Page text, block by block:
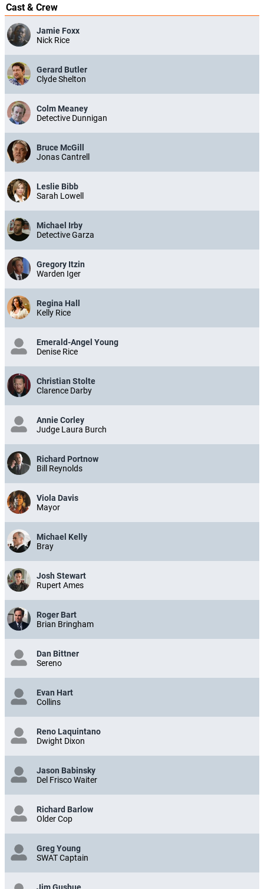
Cast & Crew
Jamie Foxx
Nick Rice
Gerard Butler
Clyde Shelton
Colm Meaney
Detective Dunnigan
Bruce McGill
Jonas Cantrell
Leslie Bibb
Sarah Lowell
Michael Irby
Detective Garza
Gregory Itzin
Warden Iger
Regina Hall
Kelly Rice
Emerald-Angel Young
Denise Rice
Christian Stolte
Clarence Darby
Annie Corley
Judge Laura Burch
Richard Portnow
Bill Reynolds
Viola Davis
Mayor
Michael Kelly
Bray
Josh Stewart
Rupert Ames
Roger Bart
Brian Bringham
Dan Bittner
Sereno
Evan Hart
Collins
Reno Laquintano
Dwight Dixon
Jason Babinsky
Del Frisco Waiter
Richard Barlow
Older Cop
Greg Young
SWAT Captain